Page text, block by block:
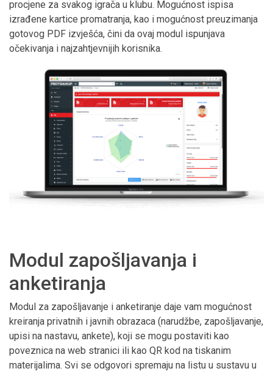
procjene za svakog igrača u klubu. Mogućnost ispisa
izrađene kartice promatranja, kao i mogućnost preuzimanja
gotovog PDF izvješća, čini da ovaj modul ispunjava
očekivanja i najzahtjevnijih korisnika.
Modul zapošljavanja i
anketiranja
Modul za zapošljavanje i anketiranje daje vam mogućnost
kreiranja privatnih i javnih obrazaca (narudžbe, zapošljavanje,
upisi na nastavu, ankete), koji se mogu postaviti kao
poveznica na web stranici ili kao QR kod na tiskanim
materijalima. Svi se odgovori spremaju na listu u sustavu u